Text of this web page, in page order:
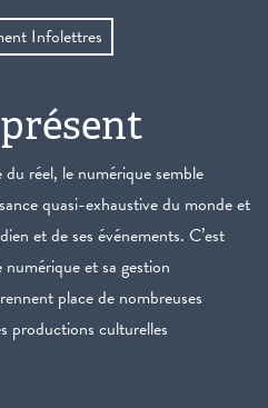
Infolettres
réel, le numérique semble
quasi-exhaustive du monde et
et de ses événements. C’est
et sa gestion
place de nombreuses
productions culturelles